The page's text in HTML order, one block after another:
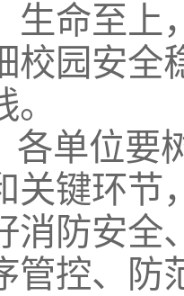
生命至上
校园安全
各单位要
关键环节
消防安全
管控、防